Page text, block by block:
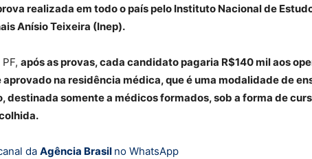
realizada em todo o país pelo Instituto Nacional de
Anísio Teixeira (Inep).
após as provas, cada candidato pagaria R$140 mil aos
aprovado na residência médica, que é uma modalidade de
destinada somente a médicos formados, sob a forma de
da Agência Brasil no WhatsApp